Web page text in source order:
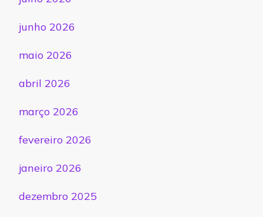
junho 2026
maio 2026
abril 2026
março 2026
fevereiro 2026
janeiro 2026
dezembro 2025